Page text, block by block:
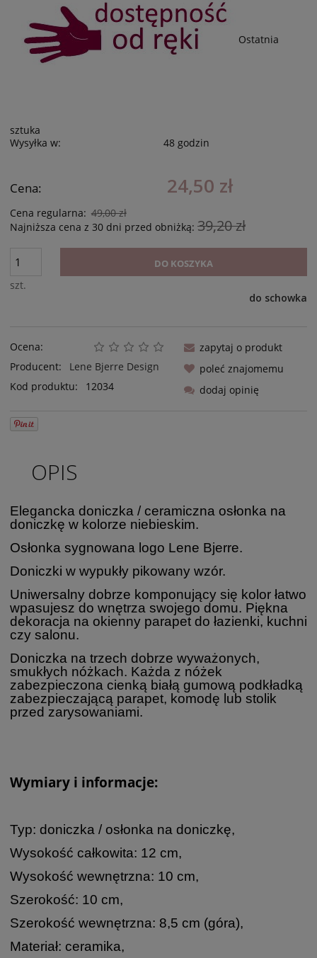
Ostatnia
sztuka
Wysyłka w:
48 godzin
Cena: 24,50 zł
Cena regularna: 49,00 zł
Najniższa cena z 30 dni przed obniżką: 39,20 zł
szt.
DO KOSZYKA
do schowka
Ocena:
Producent:
Lene Bjerre Design
Kod produktu:
12034
zapytaj o produkt
poleć znajomemu
dodaj opinię
OPIS
Elegancka doniczka / ceramiczna osłonka na
doniczkę w kolorze niebieskim.
Osłonka sygnowana logo Lene Bjerre.
Doniczki w wypukły pikowany wzór.
Uniwersalny dobrze komponujący się kolor łatwo
wpasujesz do wnętrza swojego domu. Piękna
dekoracja na okienny parapet do łazienki, kuchni
czy salonu.
Doniczka na trzech dobrze wyważonych,
smukłych nóżkach. Każda z nóżek
zabezpieczona cienką białą gumową podkładką
zabezpieczającą parapet, komodę lub stolik
przed zarysowaniami.
Wymiary i informacje:
Typ: doniczka / osłonka na doniczkę,
Wysokość całkowita: 12 cm,
Wysokość wewnętrzna: 10 cm,
Szerokość: 10 cm,
Szerokość wewnętrzna: 8,5 cm (góra),
Materiał: ceramika,